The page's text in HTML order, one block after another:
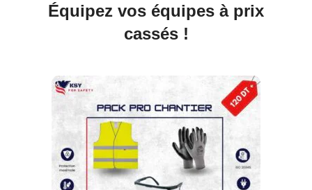
Équipez vos équipes à prix
cassés !